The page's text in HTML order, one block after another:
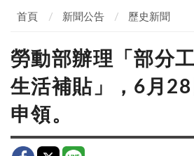
首頁 新聞公告 歷史新聞
勞動部辦理「部分
生活補貼」，6月
申領。